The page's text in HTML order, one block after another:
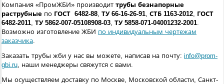
Компания «ПромЖБИ» производит трубы безнапорные
раструбные по ГОСТ 6482-88 ТУ 66-16-26-91 СТБ 1163-2012 ГОСТ
6482-2011 ТУ 5862-007-05108908-03 ТУ 5858-071-04001232-2001
Возможно изготовление ЖБИ по индивидуальным чертежам
заказчика
Заказать трубы жби у нас вы можете, написав на почту: info@prom-
gbi.ru , наши менеджеры свяжутся с вами.
Мы осуществляем доставку по Москве, Московской области, Санкт-